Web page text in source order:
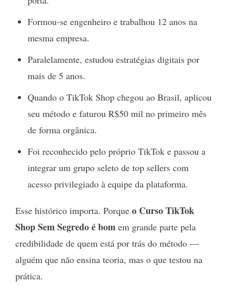
Formou-se engenheiro e trabalhou 12 anos na
mesma empresa.
Paralelamente, estudou estratégias digitais por
mais de 5 anos.
Quando o TikTok Shop chegou ao Brasil, aplicou
seu método e faturou R$50 mil no primeiro mês
de forma orgânica.
Foi reconhecido pelo próprio TikTok e passou a
integrar um grupo seleto de top sellers com
acesso privilegiado à equipe da plataforma.
Esse histórico importa. Porque o Curso TikTok
Shop Sem Segredo é bom em grande parte pela
credibilidade de quem está por trás do método —
alguém que não ensina teoria, mas o que testou na
prática.